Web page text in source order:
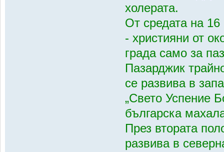
холерата.
От средата на 16
- християни от
града само за
Пазарджик
се развива в
„Свето Успение
българска
През втората
развива в